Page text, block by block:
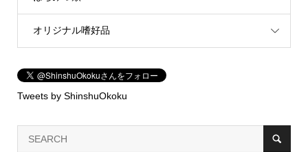
オリジナル嗜好品
Tweets by ShinshuOkoku